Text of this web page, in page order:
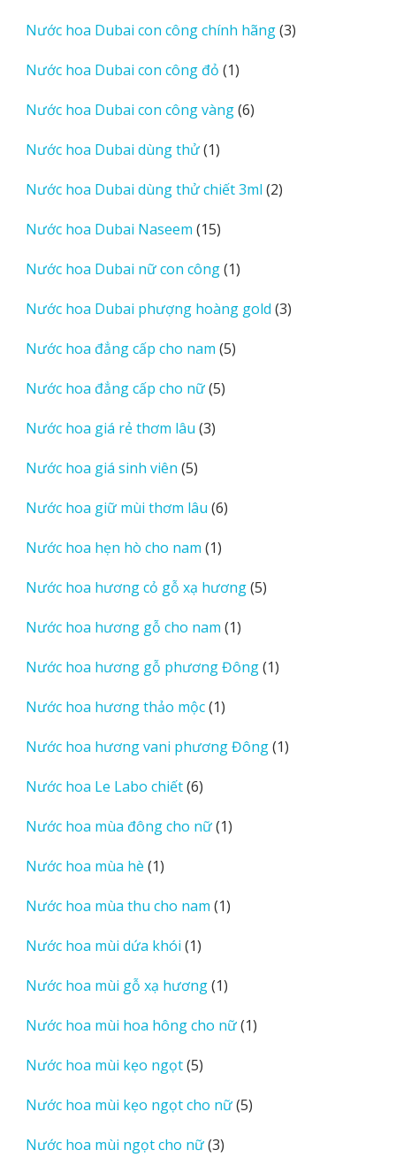
phẩm
Nước hoa Dubai con công chính hãng 33
Nước hoa Dubai con công đỏ 11
phẩm
Nước hoa Dubai con công vàng 66
Nước hoa Dubai dùng thử 11
phẩm
Nước hoa Dubai dùng thử chiết 3ml 22
Nước hoa Dubai Naseem 1515
phẩm
Nước hoa Dubai nữ con công 11
phẩm
Nước hoa Dubai phượng hoàng gold 33
Nước hoa đẳng cấp cho nam 55
Nước hoa đẳng cấp cho nữ 55
Nước hoa giá rẻ thơm lâu 33
Nước hoa giá sinh viên 55
phẩm
Nước hoa giữ mùi thơm lâu 66
Nước hoa hẹn hò cho nam 11
phẩm
Nước hoa hương cỏ gỗ xạ hương 55
Nước hoa hương gỗ cho nam 11
phẩm
Nước hoa hương gỗ phương Đông 11
Nước hoa hương thảo mộc 11
phẩm
Nước hoa hương vani phương Đông 11
Nước hoa Le Labo chiết 66
phẩm
Nước hoa mùa đông cho nữ 11
Nước hoa mùa hè 11
phẩm
Nước hoa mùa thu cho nam 11
Nước hoa mùi dứa khói 11
phẩm
Nước hoa mùi gỗ xạ hương 11
phẩm
Nước hoa mùi hoa hông cho nữ 11
Nước hoa mùi kẹo ngọt 55
phẩm
Nước hoa mùi kẹo ngọt cho nữ 55
Nước hoa mùi ngọt cho nữ 33